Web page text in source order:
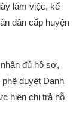
làm việc, kể
dân cấp huyện
đủ hồ sơ,
duyệt Danh
hiện chi trả hỗ